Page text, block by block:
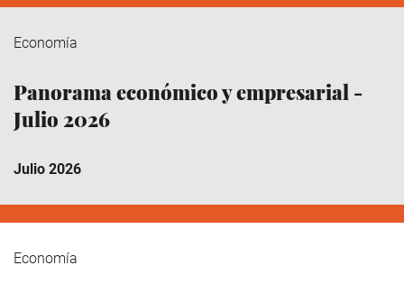
Economía
Panorama económico y empresarial -
Julio 2026
Julio 2026
Economía